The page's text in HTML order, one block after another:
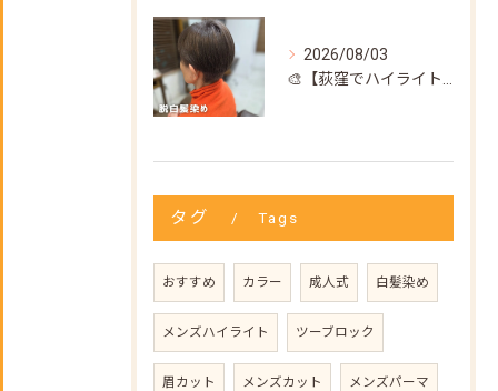
2026/08/03
タグ Tags
おすすめ カラー 成人式 白髪染め
メンズハイライト ツーブロック
眉カット メンズカット メンズパーマ